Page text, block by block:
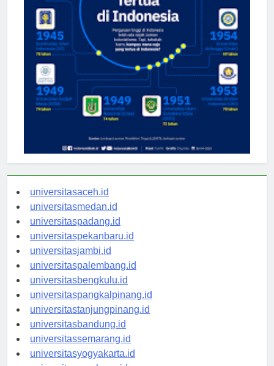
universitasaceh.id
universitasmedan.id
universitaspadang.id
universitaspekanbaru.id
universitasjambi.id
universitaspalembang.id
universitasbengkulu.id
universitaspangkalpinang.id
universitastanjungpinang.id
universitasbandung.id
universitassemarang.id